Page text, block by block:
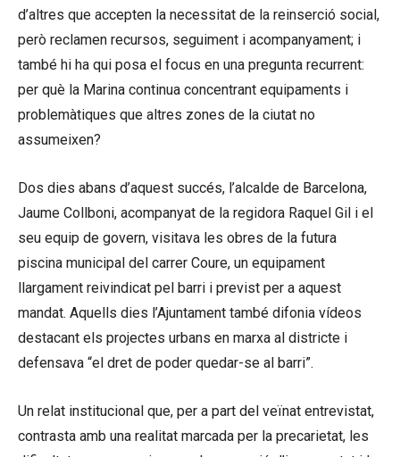
d’altres que accepten la necessitat de la reinserció social,
però reclamen recursos, seguiment i acompanyament; i
també hi ha qui posa el focus en una pregunta recurrent:
per què la Marina continua concentrant equipaments i
problemàtiques que altres zones de la ciutat no
assumeixen?
Dos dies abans d’aquest succés, l’alcalde de Barcelona,
Jaume Collboni, acompanyat de la regidora Raquel Gil i el
seu equip de govern, visitava les obres de la futura
piscina municipal del carrer Coure, un equipament
llargament reivindicat pel barri i previst per a aquest
mandat. Aquells dies l’Ajuntament també difonia vídeos
destacant els projectes urbans en marxa al districte i
defensava “el dret de poder quedar-se al barri”.
Un relat institucional que, per a part del veïnat entrevistat,
contrasta amb una realitat marcada per la precarietat, les